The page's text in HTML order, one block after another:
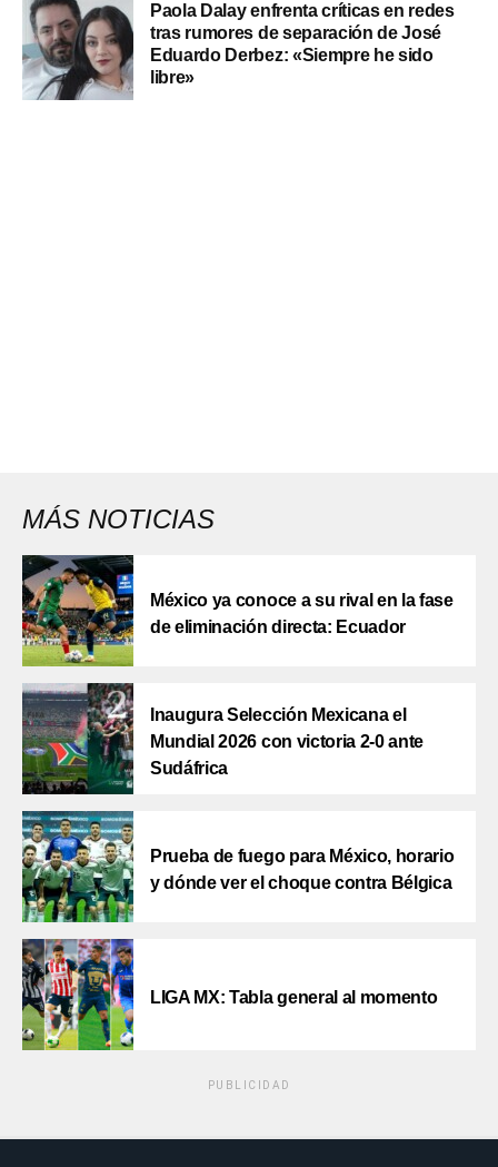
Paola Dalay enfrenta críticas en redes
tras rumores de separación de José
Eduardo Derbez: «Siempre he sido
libre»
MÁS NOTICIAS
México ya conoce a su rival en la fase
de eliminación directa: Ecuador
Inaugura Selección Mexicana el
Mundial 2026 con victoria 2-0 ante
Sudáfrica
Prueba de fuego para México, horario
y dónde ver el choque contra Bélgica
LIGA MX: Tabla general al momento
PUBLICIDAD